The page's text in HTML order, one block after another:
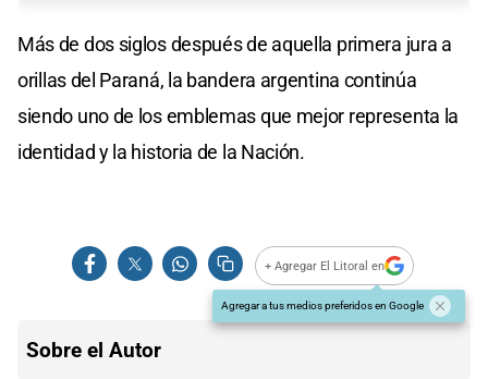
Más de dos siglos después de aquella primera jura a
orillas del Paraná, la bandera argentina continúa
siendo uno de los emblemas que mejor representa la
identidad y la historia de la Nación.
+ Agregar El Litoral en
Agregar a tus medios preferidos en Google
Sobre el Autor